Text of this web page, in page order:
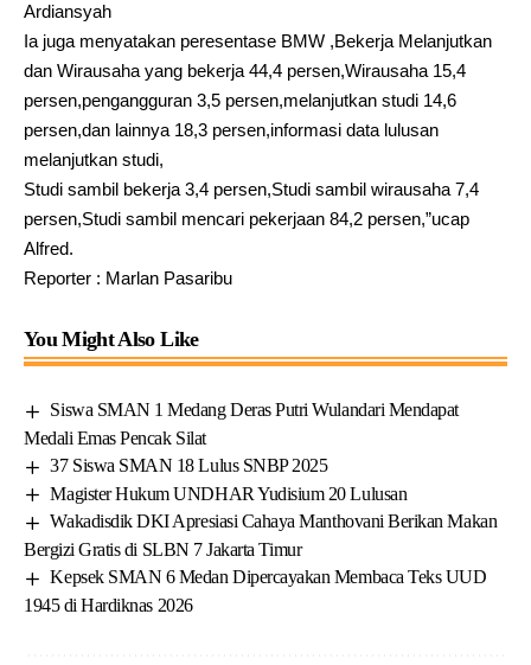
Ardiansyah
Ia juga menyatakan peresentase BMW ,Bekerja Melanjutkan
dan Wirausaha yang bekerja 44,4 persen,Wirausaha 15,4
persen,pengangguran 3,5 persen,melanjutkan studi 14,6
persen,dan lainnya 18,3 persen,informasi data lulusan
melanjutkan studi,
Studi sambil bekerja 3,4 persen,Studi sambil wirausaha 7,4
persen,Studi sambil mencari pekerjaan 84,2 persen,”ucap
Alfred.
Reporter : Marlan Pasaribu
You Might Also Like
Siswa SMAN 1 Medang Deras Putri Wulandari Mendapat
Medali Emas Pencak Silat
37 Siswa SMAN 18 Lulus SNBP 2025
Magister Hukum UNDHAR Yudisium 20 Lulusan
Wakadisdik DKI Apresiasi Cahaya Manthovani Berikan Makan
Bergizi Gratis di SLBN 7 Jakarta Timur
Kepsek SMAN 6 Medan Dipercayakan Membaca Teks UUD
1945 di Hardiknas 2026